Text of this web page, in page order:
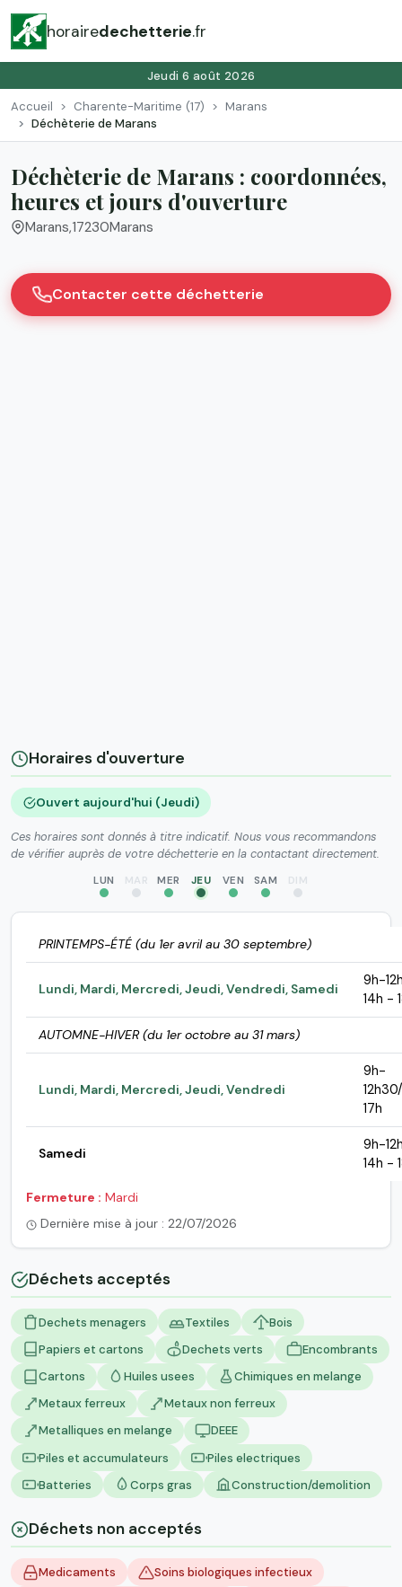
horairedechetterie.fr
Jeudi 6 août 2026
Accueil Charente-Maritime (17)
Marans
Déchèterie de Marans
Déchèterie de Marans : coordonnées,
heures et jours d'ouverture
Marans,17230Marans
Contacter cette déchetterie
Horaires d'ouverture
Ouvert aujourd'hui (Jeudi)
Ces horaires sont donnés à titre indicatif. Nous vous recommandons
de vérifier auprès de votre déchetterie en la contactant directement.
LUN MAR MER JEU VEN SAM DIM
PRINTEMPS-ÉTÉ (du 1er avril au 30 septembre)
Lundi, Mardi, Mercredi, Jeudi, Vendredi, Samedi
9h-
14h -
AUTOMNE-HIVER (du 1er octobre au 31 mars)
Lundi, Mardi, Mercredi, Jeudi, Vendredi
9h-
17h
Samedi
9h-
14h -
Fermeture : Mardi
Dernière mise à jour : 22/07/2026
Déchets acceptés
Dechets menagers Textiles
Bois
Papiers et cartons
Dechets verts
Encombrants
Cartons
Huiles usees
Chimiques en melange
Metaux ferreux
Metaux non ferreux
Metalliques en melange
DEEE
Piles et accumulateurs
Piles electriques
Batteries
Corps gras Construction/demolition
Déchets non acceptés
Medicaments
Soins biologiques infectieux